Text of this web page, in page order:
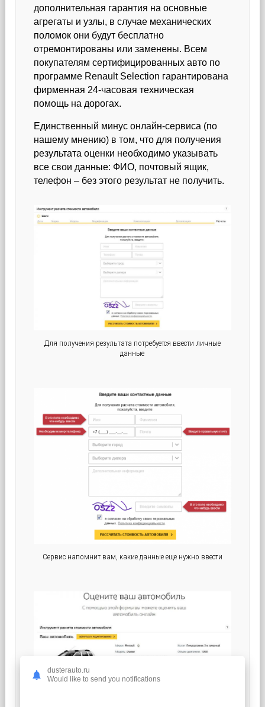
дополнительная гарантия на основные
агрегаты и узлы, в случае механических
поломок они будут бесплатно
отремонтированы или заменены. Всем
покупателям сертифицированных авто по
программе Renault Selection гарантирована
фирменная 24-часовая техническая
помощь на дорогах.
Единственный минус онлайн-сервиса (по
нашему мнению) в том, что для получения
результата оценки необходимо указывать
все свои данные: ФИО, почтовый ящик,
телефон – без этого результат не получить.
Для получения результата потребуется ввести личные
данные
Сервис напомнит вам, какие данные еще нужно ввести
dusterauto.ru
Would like to send you notifications